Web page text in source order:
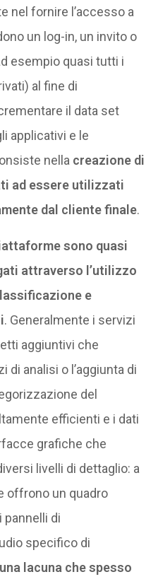
nel fornire l’accesso a
un log-in, un invito o
esempio quasi tutti i
al fine di
il data set
applicativi e le
nella creazione di
ad essere utilizzati
dal cliente finale.
sono quasi
attraverso l’utilizzo
e
. Generalmente i servizi
aggiuntivi che
analisi o l’aggiunta di
del
efficienti e i dati
grafiche che
livelli di dettaglio: a
offrono un quadro
pannelli di
specifico di
lacuna che spesso